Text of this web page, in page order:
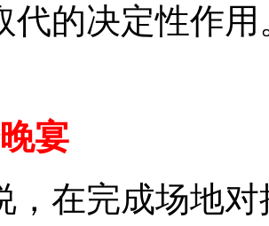
代的决定性作用
宴
，在完成场地